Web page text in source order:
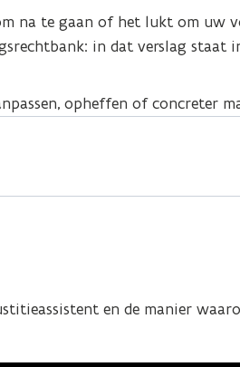
na te gaan of het lukt om uw
in dat verslag staat
opheffen of concreter
en de manier